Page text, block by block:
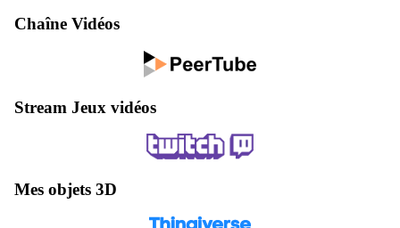
Chaîne Vidéos
Stream Jeux vidéos
Mes objets 3D